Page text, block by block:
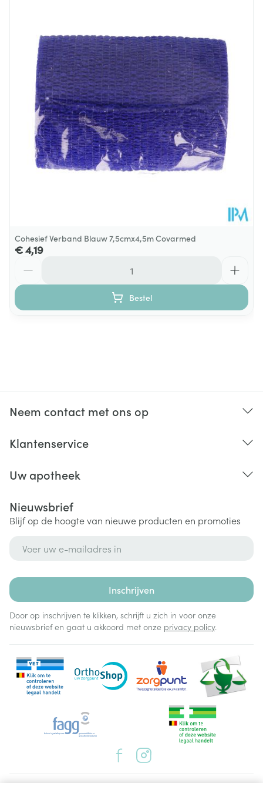
Diepte 100 mm
Behoud Kamertemperatuur (15°C - 25°C)
Cohesief Verband Blauw 7,5cmx4,5m Covarmed
€ 4,19
Bestel
Neem contact met ons op
Klantenservice
Uw apotheek
Nieuwsbrief
Blijf op de hoogte van nieuwe producten en promoties
Inschrijven
Door op inschrijven te klikken, schrijft u zich in voor onze
nieuwsbrief en gaat u akkoord met onze privacy policy.
Juridische links